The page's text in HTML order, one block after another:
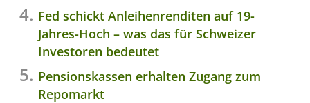
Fed schickt Anleihenrenditen auf 19-
Jahres-Hoch – was das für Schweizer
Investoren bedeutet
Pensionskassen erhalten Zugang zum
Repomarkt